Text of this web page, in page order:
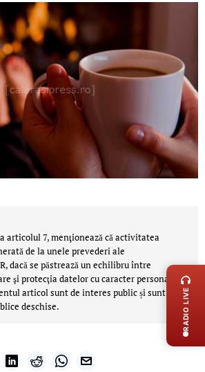
articolul 7, menţionează că activitatea
de la unele prevederi ale
dacă se păstrează un echilibru între
şi protecţia datelor cu caracter personal.
articol sunt de interes public și sunt
deschise.
RADIO LIVE